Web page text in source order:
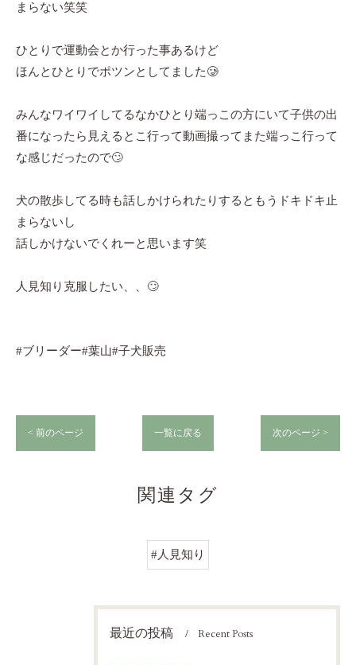
まらない笑笑
ひとりで運動会とか行った事あるけど
ほんとひとりでポツンとしてました🥲
みんなワイワイしてるなかひとり端っこの方にいて子供の出
番になったら見えるとこ行って動画撮ってまた端っこ行って
な感じだったので🙄
犬の散歩してる時も話しかけられたりするともうドキドキ止
まらないし
話しかけないでくれーと思います笑
人見知り克服したい、、🙄
#ブリーダー#葉山#子犬販売
< 前のページ 一覧に戻る 次のページ >
関連タグ
#人見知り
最近の投稿 Recent Posts